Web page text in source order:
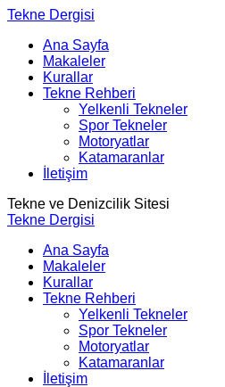
Tekne Dergisi
Ana Sayfa
Makaleler
Kurallar
Tekne Rehberi
Yelkenli Tekneler
Spor Tekneler
Motoryatlar
Katamaranlar
İletişim
Tekne ve Denizcilik Sitesi
Tekne Dergisi
Ana Sayfa
Makaleler
Kurallar
Tekne Rehberi
Yelkenli Tekneler
Spor Tekneler
Motoryatlar
Katamaranlar
İletişim